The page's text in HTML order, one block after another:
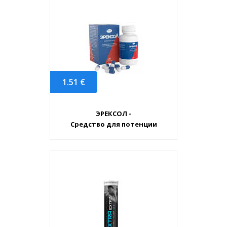
1.51 €
ЭРЕКСОЛ -
Средство для потенции